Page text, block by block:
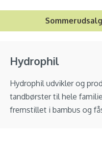
Hydrophil
Hydrophil udvikler og
tandbørster til hele
fremstillet i bambus og